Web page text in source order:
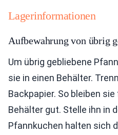
Lagerinformationen
Aufbewahrung von übrig
Um übrig gebliebene
sie in einen Behälter.
Backpapier. So bleiben
Behälter gut. Stelle ihn in
Pfannkuchen halten sich